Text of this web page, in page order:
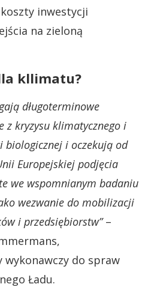
inwestycji
na zieloną
kllimatu?
długoterminowe
z kryzysu klimatycznego i
biologicznej i oczekują od
Europejskiej podjęcia
we wspomnianym badaniu
wezwanie do mobilizacji
i przedsiębiorstw”–
wykonawczy do spraw
Ładu.